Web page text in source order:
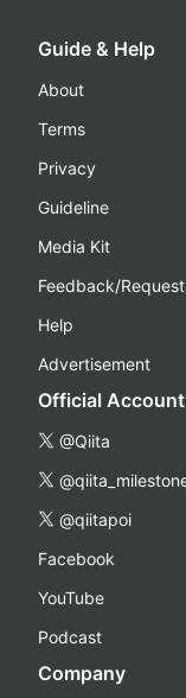
Guide & Help
About
Terms
Privacy
Guideline
Media Kit
Feedback/
Help
Advertisement
Official
@Qiita
@qiitapoi
Facebook
YouTube
Podcast
Company